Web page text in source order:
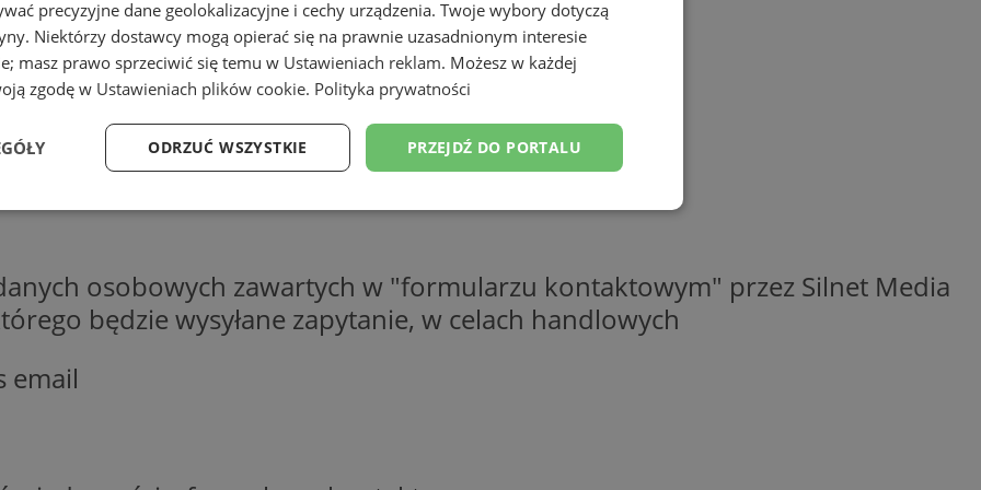
osobowych zawartych w "formularzu kontaktowym" przez Silnet Media
będzie wysyłane zapytanie, w celach handlowych
email
precyzyjne dane geolokalizacyjne i cechy urządzenia. Twoje wybory dotyczą
Niektórzy dostawcy mogą opierać się na prawnie uzasadnionym interesie
masz prawo sprzeciwić się temu w Ustawieniach reklam. Możesz w każdej
zgodę w Ustawieniach plików cookie. Polityka prywatności
PRZEJDŹ DO PORTALU
ODRZUĆ WSZYSTKIE
Wydajność Targetowanie Funkcjonalność Niesklasyfikowane